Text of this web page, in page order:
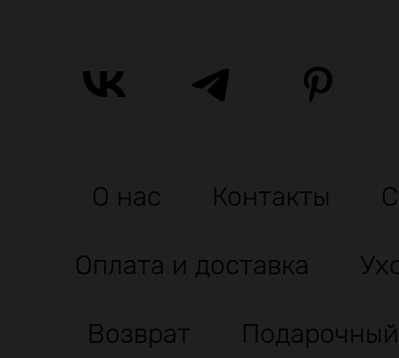
О нас Контакты
Оплата и доставка
Возврат